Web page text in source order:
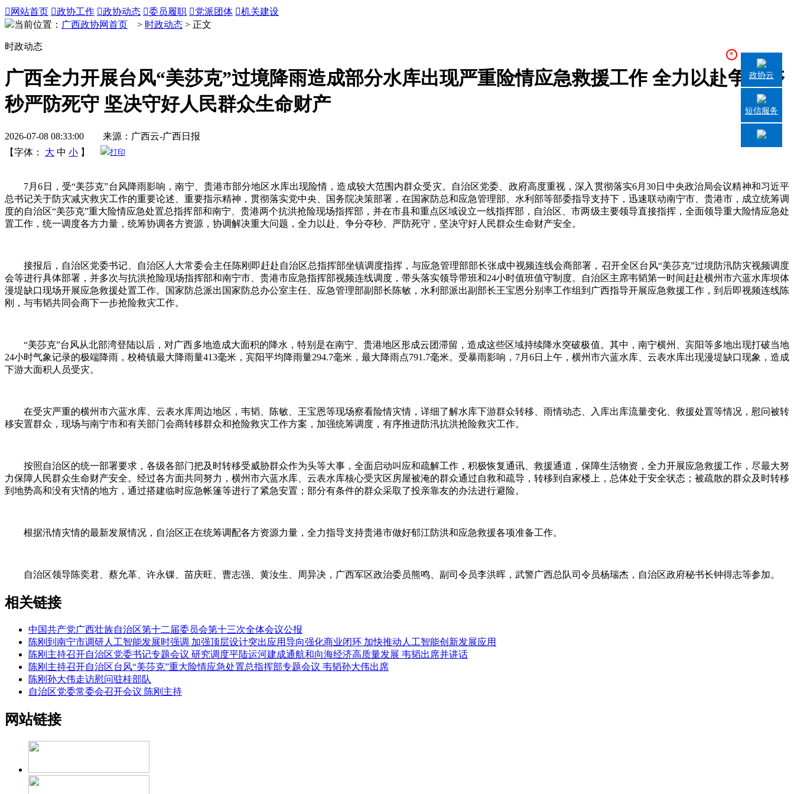
 网站首页 政协工作 政协动态 委员履职 党派团体 机关建设
当前位置： 广西政协网首页 > 时政动态 > 正文
时政动态
广西全力开展台风“美莎克”过境降雨造成部分水库出现严重险情应急救援工作 全力以赴争分夺
秒严防死守 坚决守好人民群众生命财产
2026-07-08 08:33:00 来源：广西云-广西日报
【字体：
大 中 小 】 打印
7月6日，受“美莎克”台风降雨影响，南宁、贵港市部分地区水库出现险情，造成较大范围内群众受灾。自治区党委、政府高度重视，深入贯彻落实6月30日中央政治局会议精神和习近平
总书记关于防灾减灾救灾工作的重要论述、重要指示精神，贯彻落实党中央、国务院决策部署，在国家防总和应急管理部、水利部等部委指导支持下，迅速联动南宁市、贵港市，成立统筹调
度的自治区“美莎克”重大险情应急处置总指挥部和南宁、贵港两个抗洪抢险现场指挥部，并在市县和重点区域设立一线指挥部，自治区、市两级主要领导直接指挥，全面领导重大险情应急处
置工作，统一调度各方力量，统筹协调各方资源，协调解决重大问题，全力以赴、争分夺秒、严防死守，坚决守好人民群众生命财产安全。
接报后，自治区党委书记、自治区人大常委会主任陈刚即赶赴自治区总指挥部坐镇调度指挥，与应急管理部部长张成中视频连线会商部署，召开全区台风“美莎克”过境防汛防灾视频调度
会等进行具体部署，并多次与抗洪抢险现场指挥部和南宁市、贵港市应急指挥部视频连线调度，带头落实领导带班和24小时值班值守制度。自治区主席韦韬第一时间赶赴横州市六蓝水库坝体
漫堤缺口现场开展应急救援处置工作。国家防总派出国家防总办公室主任、应急管理部副部长陈敏，水利部派出副部长王宝恩分别率工作组到广西指导开展应急救援工作，到后即视频连线陈
刚，与韦韬共同会商下一步抢险救灾工作。
“美莎克”台风从北部湾登陆以后，对广西多地造成大面积的降水，特别是在南宁、贵港地区形成云团滞留，造成这些区域持续降水突破极值。其中，南宁横州、宾阳等多地出现打破当地
24小时气象记录的极端降雨，校椅镇最大降雨量413毫米，宾阳平均降雨量294.7毫米，最大降雨点791.7毫米。受暴雨影响，7月6日上午，横州市六蓝水库、云表水库出现漫堤缺口现象，造成
下游大面积人员受灾。
在受灾严重的横州市六蓝水库、云表水库周边地区，韦韬、陈敏、王宝恩等现场察看险情灾情，详细了解水库下游群众转移、雨情动态、入库出库流量变化、救援处置等情况，慰问被转
移安置群众，现场与南宁市和有关部门会商转移群众和抢险救灾工作方案，加强统筹调度，有序推进防汛抗洪抢险救灾工作。
按照自治区的统一部署要求，各级各部门把及时转移受威胁群众作为头等大事，全面启动叫应和疏解工作，积极恢复通讯、救援通道，保障生活物资，全力开展应急救援工作，尽最大努
力保障人民群众生命财产安全。经过各方面共同努力，横州市六蓝水库、云表水库核心受灾区房屋被淹的群众通过自救和疏导，转移到自家楼上，总体处于安全状态；被疏散的群众及时转移
到地势高和没有灾情的地方，通过搭建临时应急帐篷等进行了紧急安置；部分有条件的群众采取了投亲靠友的办法进行避险。
根据汛情灾情的最新发展情况，自治区正在统筹调配各方资源力量，全力指导支持贵港市做好郁江防洪和应急救援各项准备工作。
自治区领导陈奕君、蔡允革、许永锞、苗庆旺、曹志强、黄汝生、周异决，广西军区政治委员熊鸣、副司令员李洪晖，武警广西总队司令员杨瑞杰，自治区政府秘书长钟得志等参加。
相关链接
中国共产党广西壮族自治区第十二届委员会第十三次全体会议公报
陈刚到南宁市调研人工智能发展时强调 加强顶层设计突出应用导向强化商业闭环 加快推动人工智能创新发展应用
陈刚主持召开自治区党委书记专题会议 研究调度平陆运河建成通航和向海经济高质量发展 韦韬出席并讲话
陈刚主持召开自治区台风“美莎克”重大险情应急处置总指挥部专题会议 韦韬孙大伟出席
陈刚孙大伟走访慰问驻桂部队
自治区党委常委会召开会议 陈刚主持
网站链接
×
政协云
短信服务